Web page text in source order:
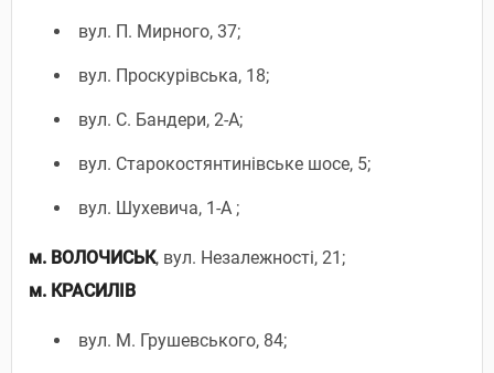
вул. П. Мирного, 37;
вул. Проскурівська, 18;
вул. С. Бандери, 2-А;
вул. Старокостянтинівське шосе, 5;
вул. Шухевича, 1-А ;
м. ВОЛОЧИСЬК, вул. Незалежності, 21;
м. КРАСИЛІВ
вул. М. Грушевського, 84;